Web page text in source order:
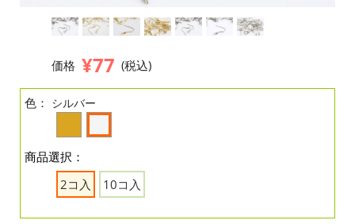
価格 ¥77 (税込)
色： シルバー
商品選択：
2コ入
10コ入